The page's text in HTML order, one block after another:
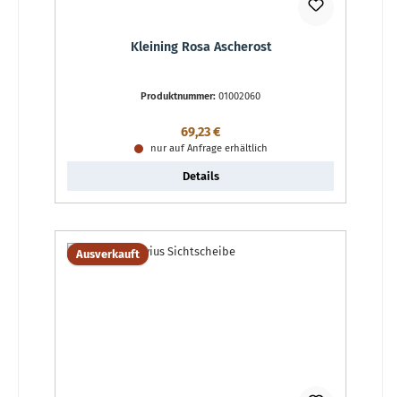
Kleining Rosa Ascherost
Produktnummer: 01002060
Regulärer Preis:
69,23 €
nur auf Anfrage erhältlich
Details
Ausverkauft